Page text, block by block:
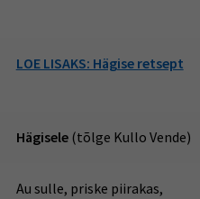
LOE LISAKS: Hägise retsept
Hägisele(tõlge Kullo Vende)
Au sulle, priske piirakas,